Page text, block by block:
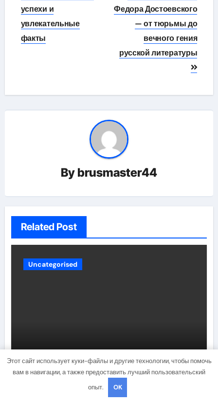
записям
успехи и
увлекательные
факты
Федора Достоевского
— от тюрьмы до
вечного гения
русской литературы
By brusmaster44
Related Post
Uncategorised
Способы расчета расхода
теплоносителя для системы
Ноя 4, 2024
Этот сайт использует куки-файлы и другие технологии, чтобы помочь
вам в навигации, а также предоставить лучший пользовательский
опыт.
OK